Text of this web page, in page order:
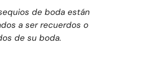
de boda están
a ser recuerdos o
de su boda.